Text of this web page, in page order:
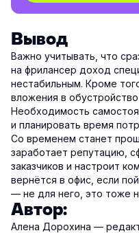
Вывод
Важно учитывать, что
на фрилансер доход
нестабильным. Кроме
вложения в
Необходимость
и планировать время
Со временем станет
заработает репутацию,
заказчиков и настроит
вернётся в офис, если
— не для него, это тоже
Автор:
Алена Дорохина —